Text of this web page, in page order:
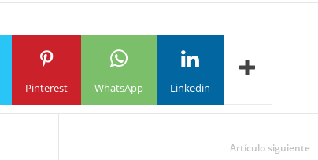
Pinterest WhatsApp Linkedin
Artículo siguiente